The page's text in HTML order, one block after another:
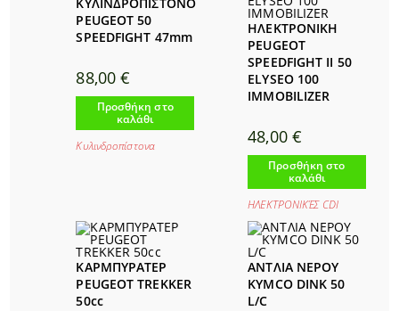
PEUGEOT 50
SPEEDFIGHT 47mm
88,00€
Προσθήκη στο
καλάθι
Κυλινδροπίστονα
ΗΛΕΚΤΡΟΝΙΚΗ
PEUGEOT
SPEEDFIGHT II 50
ELYSEO 100
IMMOBILIZER
48,00 €
Προσθήκη στο
καλάθι
ΗΛΕΚΤΡΟΝΙΚΈΣ CDI
ΚΑΡΜΠΥΡΑΤΕΡ
PEUGEOT TREKKER
50cc
ΑΝΤΛΙΑ ΝΕΡΟΥ
KYMCO DINK 50
L/C